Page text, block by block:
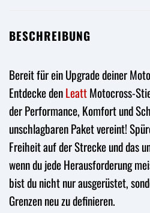
BESCHREIBUNG
Bereit für ein Upgrade deiner
Entdecke denLeattMotocross-
der Performance, Komfort und
unschlagbaren Paket vereint!
Freiheit auf der Strecke und das
wenn du jede Herausforderung
bist du nicht nur ausgerüstet,
Grenzen neu zu definieren.